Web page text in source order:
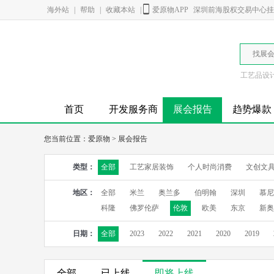
海外站 帮助 收藏本站 爱原物APP 深圳前海股权交易中心
找展
工艺品设
首页 开发服务商 展会报告 趋势爆款
您当前位置： 爱原物 > 展会报告
类型： 全部 工艺家居装饰 个人时尚消费 文创文
地区： 全部 米兰 奥兰多 伯明翰 深圳 慕
科隆
佛罗伦萨 伦敦 欧美 东京 新
日期： 全部 2023 2022 2021 2020 2019